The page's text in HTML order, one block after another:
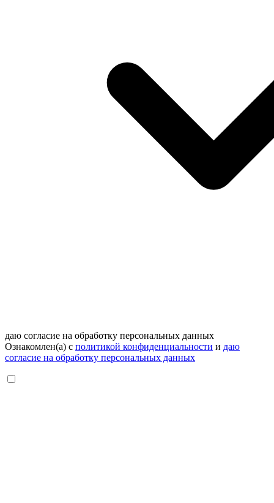
даю согласие на обработку персональных данных
Ознакомлен(а) с политикой конфиденциальности и даю
согласие на обработку персональных данных